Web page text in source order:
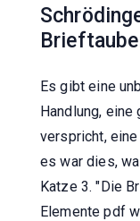
Es gibt eine
Handlung,
verspricht,
es war dies,
Katze 3. "Die
Elemente pdf